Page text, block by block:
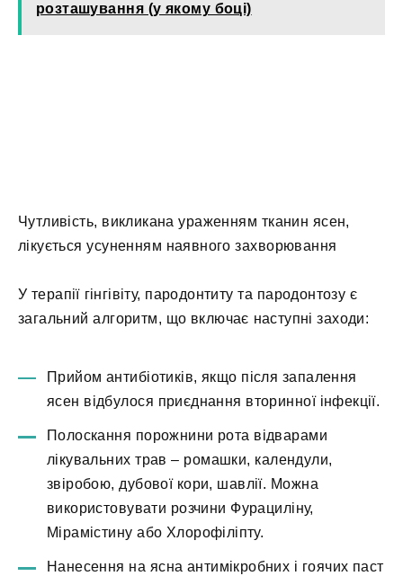
розташування (у якому боці)
Чутливість, викликана ураженням тканин ясен,
лікується усуненням наявного захворювання
У терапії гінгівіту, пародонтиту та пародонтозу є
загальний алгоритм, що включає наступні заходи:
Прийом антибіотиків, якщо після запалення
ясен відбулося приєднання вторинної інфекції.
Полоскання порожнини рота відварами
лікувальних трав – ромашки, календули,
звіробою, дубової кори, шавлії. Можна
використовувати розчини Фурациліну,
Мірамістину або Хлорофіліпту.
Нанесення на ясна антимікробних і гоячих паст